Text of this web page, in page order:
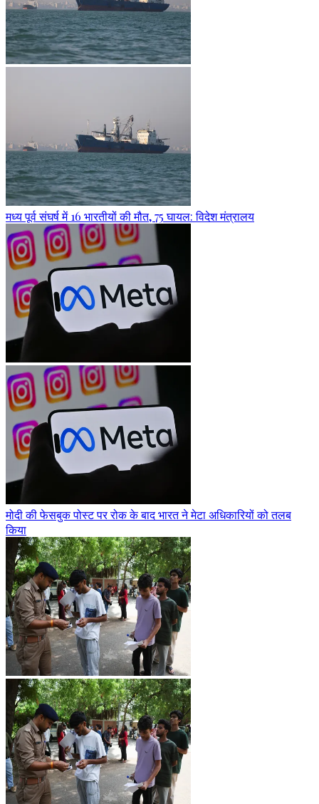
मध्य पूर्व संघर्ष में 16 भारतीयों की मौत, 75 घायल: विदेश मंत्रालय
मोदी की फेसबुक पोस्ट पर रोक के बाद भारत ने मेटा अधिकारियों को तलब
किया